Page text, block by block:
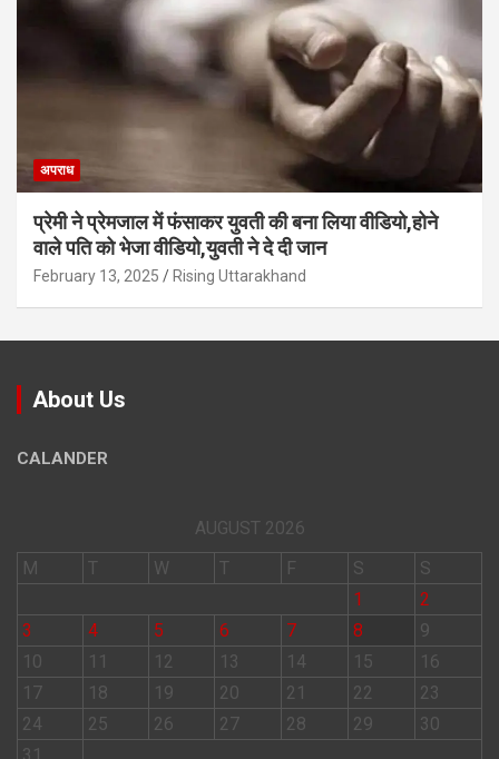
अपराध
प्रेमी ने प्रेमजाल में फंसाकर युवती की बना लिया वीडियो,होने
वाले पत‍ि को भेजा वीड‍ियो,युवती ने दे दी जान
February 13, 2025 Rising Uttarakhand
About Us
CALANDER
AUGUST 2026
M
T W T F S
S
1
2
3
4 5 6 7 8
9
10
11 12 13 14 15
16
17
18 19 20 21 22
23
24
25 26 27 28 29
30